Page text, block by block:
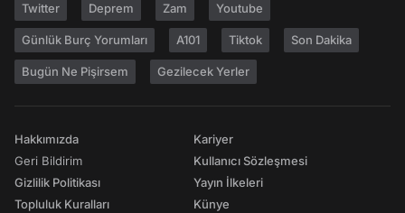
Twitter Deprem Zam Youtube
Günlük Burç Yorumları A101 Tiktok Son Dakika
Bugün Ne Pişirsem Gezilecek Yerler
Hakkımızda
Geri Bildirim
Gizlilik Politikası
Topluluk Kuralları
Kariyer
Kullanıcı Sözleşmesi
Yayın İlkeleri
Künye